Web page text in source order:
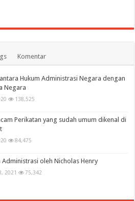
Komentar
Hukum Administrasi Negara dengan
Negara
138,525
Perikatan yang sudah umum dikenal di
84,475
oleh Nicholas Henry
2021 75,342